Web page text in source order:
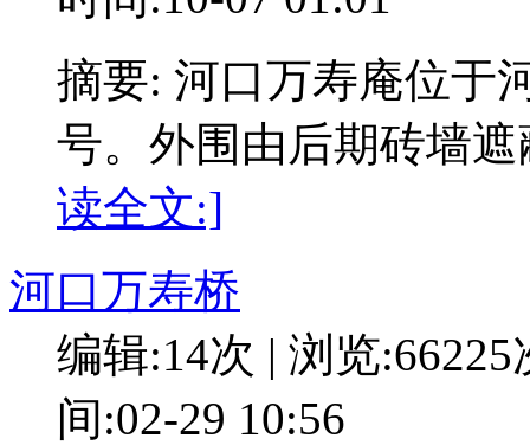
摘要: 河口万寿庵位于
号。外围由后期砖墙
读全文:]
河口万寿桥
编辑:14次 | 浏览:66225
间:02-29 10:56